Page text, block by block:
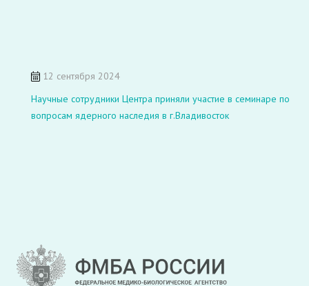
12 сентября 2024
Научные сотрудники Центра приняли участие в семинаре по
вопросам ядерного наследия в г.Владивосток